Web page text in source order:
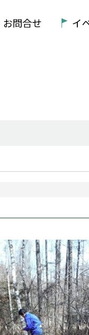
お問合せ イ